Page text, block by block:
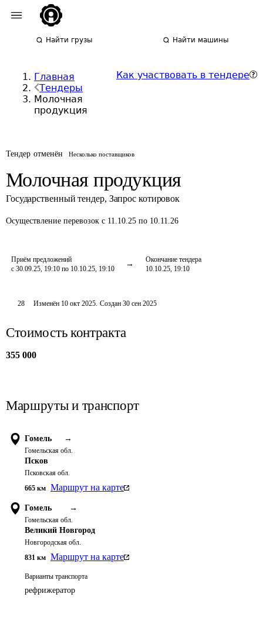
Найти грузы Найти машины
Главная
Тендеры
Молочная
продукция
Как участвовать в тендере
Тендер отменён Несколько поставщиков
Молочная продукция
Государственный тендер, Запрос котировок
Осуществление перевозок с 11.10.25 по 10.11.26
Приём предложений
с 30.09.25, 19:10 по 10.10.25, 19:10
Окончание тендера
10.10.25, 19:10
28 Изменён 10 окт 2025. Создан 30 сен 2025
Стоимость контракта
355 000
Маршруты и транспорт
Гомель →
Гомельская обл.
Псков
Псковская обл.
665 км Маршрут на карте
Гомель →
Гомельская обл.
Великий Новгород
Новгородская обл.
831 км Маршрут на карте
Варианты транспорта
рефрижератор